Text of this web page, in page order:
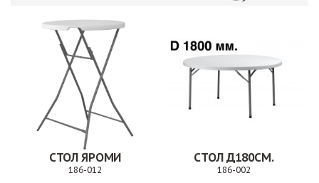
СТОЛ ЯРОМИ
186-012
СТОЛ Д180СМ.
186-002